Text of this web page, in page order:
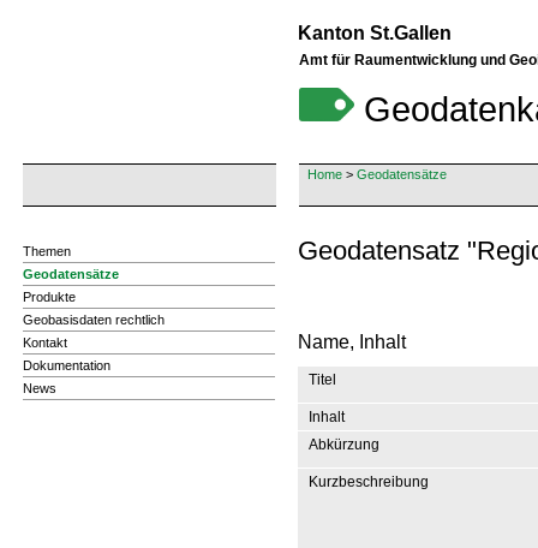
Kanton St.Gallen
Amt für Raumentwicklung und
Home > Geodatensätze
Themen
Geodatensätze
Produkte
Geobasisdaten rechtlich
Kontakt
Dokumentation
News
Geodatensatz
Name, Inhalt
Titel
Inhalt
Abkürzung
Kurzbeschreibung